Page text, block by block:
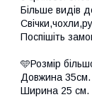
Більше видів
Поспішіть
🩵Розмір
Довжина 35см.
Ширина 25 см.